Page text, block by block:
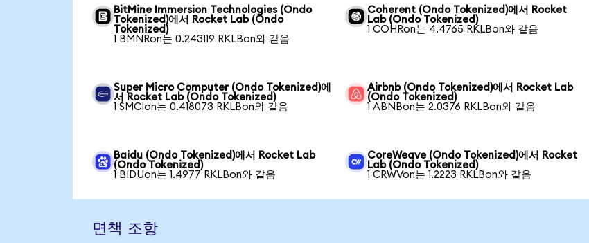
BitMine Immersion Technologies (Ondo
Tokenized)에서 Rocket Lab (Ondo
Tokenized)
1 BMNRon는 0.243119 RKLBon와 같음
Coherent (Ondo Tokenized)에서 Rocket
Lab (Ondo Tokenized)
1 COHRon는 4.4765 RKLBon와 같음
Super Micro Computer (Ondo Tokenized)에
서 Rocket Lab (Ondo Tokenized)
1 SMCIon는 0.418073 RKLBon와 같음
Airbnb (Ondo Tokenized)에서 Rocket Lab
(Ondo Tokenized)
1 ABNBon는 2.0376 RKLBon와 같음
Baidu (Ondo Tokenized)에서 Rocket Lab
(Ondo Tokenized)
1 BIDUon는 1.4977 RKLBon와 같음
CoreWeave (Ondo Tokenized)에서 Rocket
Lab (Ondo Tokenized)
1 CRWVon는 1.2223 RKLBon와 같음
면책 조항